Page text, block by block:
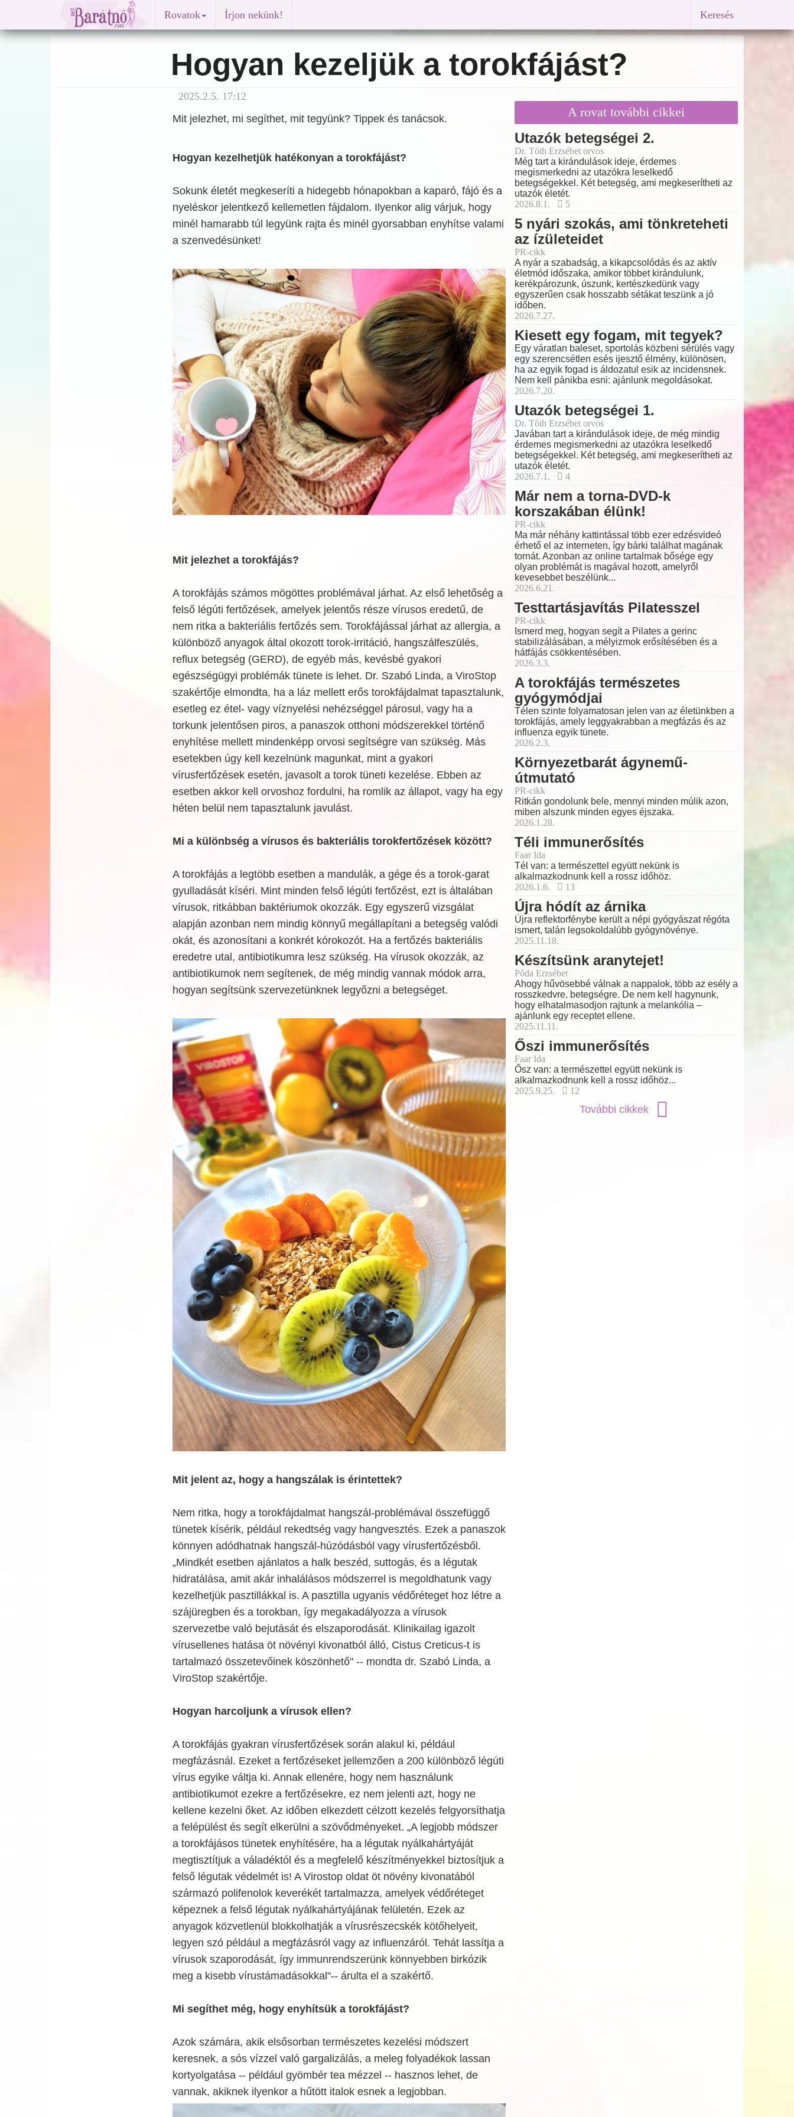
Rovatok Írjon nekünk! Keresés
Hogyan kezeljük a torokfájást?
2025.2.5. 17:12
Mit jelezhet, mi segíthet, mit tegyünk? Tippek és tanácsok.
Hogyan kezelhetjük hatékonyan a torokfájást?
Sokunk életét megkeseríti a hidegebb hónapokban a kaparó, fájó és a
nyeléskor jelentkező kellemetlen fájdalom. Ilyenkor alig várjuk, hogy
minél hamarabb túl legyünk rajta és minél gyorsabban enyhítse valami
a szenvedésünket!
Mit jelezhet a torokfájás?
A torokfájás számos mögöttes problémával járhat. Az első lehetőség a
felső légúti fertőzések, amelyek jelentős része vírusos eredetű, de
nem ritka a bakteriális fertőzés sem. Torokfájással járhat az allergia, a
különböző anyagok által okozott torok-irritáció, hangszálfeszülés,
reflux betegség (GERD), de egyéb más, kevésbé gyakori
egészségügyi problémák tünete is lehet. Dr. Szabó Linda, a ViroStop
szakértője elmondta, ha a láz mellett erős torokfájdalmat tapasztalunk,
esetleg ez étel- vagy víznyelési nehézséggel párosul, vagy ha a
torkunk jelentősen piros, a panaszok otthoni módszerekkel történő
enyhítése mellett mindenképp orvosi segítségre van szükség. Más
esetekben úgy kell kezelnünk magunkat, mint a gyakori
vírusfertőzések esetén, javasolt a torok tüneti kezelése. Ebben az
esetben akkor kell orvoshoz fordulni, ha romlik az állapot, vagy ha egy
héten belül nem tapasztalunk javulást.
Mi a különbség a vírusos és bakteriális torokfertőzések között?
A torokfájás a legtöbb esetben a mandulák, a gége és a torok-garat
gyulladását kíséri. Mint minden felső légúti fertőzést, ezt is általában
vírusok, ritkábban baktériumok okozzák. Egy egyszerű vizsgálat
alapján azonban nem mindig könnyű megállapítani a betegség valódi
okát, és azonosítani a konkrét kórokozót. Ha a fertőzés bakteriális
eredetre utal, antibiotikumra lesz szükség. Ha vírusok okozzák, az
antibiotikumok nem segítenek, de még mindig vannak módok arra,
hogyan segítsünk szervezetünknek legyőzni a betegséget.
Mit jelent az, hogy a hangszálak is érintettek?
Nem ritka, hogy a torokfájdalmat hangszál-problémával összefüggő
tünetek kísérik, például rekedtség vagy hangvesztés. Ezek a panaszok
könnyen adódhatnak hangszál-húzódásból vagy vírusfertőzésből.
„Mindkét esetben ajánlatos a halk beszéd, suttogás, és a légutak
hidratálása, amit akár inhalálásos módszerrel is megoldhatunk vagy
kezelhetjük pasztillákkal is. A pasztilla ugyanis védőréteget hoz létre a
szájüregben és a torokban, így megakadályozza a vírusok
szervezetbe való bejutását és elszaporodását. Klinikailag igazolt
vírusellenes hatása öt növényi kivonatból álló, Cistus Creticus-t is
tartalmazó összetevőinek köszönhető" -- mondta dr. Szabó Linda, a
ViroStop szakértője.
Hogyan harcoljunk a vírusok ellen?
A torokfájás gyakran vírusfertőzések során alakul ki, például
megfázásnál. Ezeket a fertőzéseket jellemzően a 200 különböző légúti
vírus egyike váltja ki. Annak ellenére, hogy nem használunk
antibiotikumot ezekre a fertőzésekre, ez nem jelenti azt, hogy ne
kellene kezelni őket. Az időben elkezdett célzott kezelés felgyorsíthatja
a felépülést és segít elkerülni a szövődményeket. „A legjobb módszer
a torokfájásos tünetek enyhítésére, ha a légutak nyálkahártyáját
megtisztítjuk a váladéktól és a megfelelő készítményekkel biztosítjuk a
felső légutak védelmét is! A Virostop oldat öt növény kivonatából
származó polifenolok keverékét tartalmazza, amelyek védőréteget
képeznek a felső légutak nyálkahártyájának felületén. Ezek az
anyagok közvetlenül blokkolhatják a vírusrészecskék kötőhelyeit,
legyen szó például a megfázásról vagy az influenzáról. Tehát lassítja a
vírusok szaporodását, így immunrendszerünk könnyebben birkózik
meg a kisebb vírustámadásokkal"-- árulta el a szakértő.
Mi segíthet még, hogy enyhítsük a torokfájást?
Azok számára, akik elsősorban természetes kezelési módszert
keresnek, a sós vízzel való gargalizálás, a meleg folyadékok lassan
kortyolgatása -- például gyömbér tea mézzel -- hasznos lehet, de
vannak, akiknek ilyenkor a hűtött italok esnek a legjobban.
A rovat további cikkei
Utazók betegségei 2.
Dr. Tóth Erzsébet orvos
Még tart a kirándulások ideje, érdemes
megismerkedni az utazókra leselkedő
betegségekkel. Két betegség, ami megkeserítheti az
utazók életét.
2026.8.1.
5
5 nyári szokás, ami tönkreteheti
az ízületeidet
PR-cikk
A nyár a szabadság, a kikapcsolódás és az aktív
életmód időszaka, amikor többet kirándulunk,
kerékpározunk, úszunk, kertészkedünk vagy
egyszerűen csak hosszabb sétákat teszünk a jó
időben.
2026.7.27.
Kiesett egy fogam, mit tegyek?
Egy váratlan baleset, sportolás közbeni sérülés vagy
egy szerencsétlen esés ijesztő élmény, különösen,
ha az egyik fogad is áldozatul esik az incidensnek.
Nem kell pánikba esni: ajánlunk megoldásokat.
2026.7.20.
Utazók betegségei 1.
Dr. Tóth Erzsébet orvos
Javában tart a kirándulások ideje, de még mindig
érdemes megismerkedni az utazókra leselkedő
betegségekkel. Két betegség, ami megkeserítheti az
utazók életét.
2026.7.1.
4
Már nem a torna-DVD-k
korszakában élünk!
PR-cikk
Ma már néhány kattintással több ezer edzésvideó
érhető el az interneten, így bárki találhat magának
tornát. Azonban az online tartalmak bősége egy
olyan problémát is magával hozott, amelyről
kevesebbet beszélünk...
2026.6.21.
Testtartásjavítás Pilatesszel
PR-cikk
Ismerd meg, hogyan segít a Pilates a gerinc
stabilizálásában, a mélyizmok erősítésében és a
hátfájás csökkentésében.
2026.3.3.
A torokfájás természetes
gyógymódjai
Télen szinte folyamatosan jelen van az életünkben a
torokfájás, amely leggyakrabban a megfázás és az
influenza egyik tünete.
2026.2.3.
Környezetbarát ágynemű-
útmutató
PR-cikk
Ritkán gondolunk bele, mennyi minden múlik azon,
miben alszunk minden egyes éjszaka.
2026.1.28.
Téli immunerősítés
Faar Ida
Tél van: a természettel együtt nekünk is
alkalmazkodnunk kell a rossz időhöz.
2026.1.6.
13
Újra hódít az árnika
Újra reflektorfénybe került a népi gyógyászat régóta
ismert, talán legsokoldalúbb gyógynövénye.
2025.11.18.
Készítsünk aranytejet!
Póda Erzsébet
Ahogy hűvösebbé válnak a nappalok, több az esély a
rosszkedvre, betegségre. De nem kell hagynunk,
hogy elhatalmasodjon rajtunk a melankólia –
ajánlunk egy receptet ellene.
2025.11.11.
Őszi immunerősítés
Faar Ida
Ősz van: a természettel együtt nekünk is
alkalmazkodnunk kell a rossz időhöz...
2025.9.25.
12
További cikkek